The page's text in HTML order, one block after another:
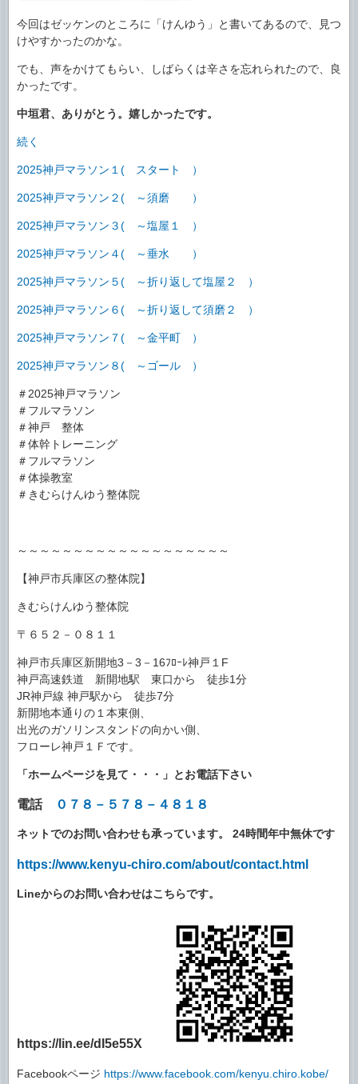
今回はゼッケンのところに「けんゆう」と書いてあるので、見つ
けやすかったのかな。
でも、声をかけてもらい、しばらくは辛さを忘れられたので、良
かったです。
中垣君、ありがとう。嬉しかったです。
続く
2025神戸マラソン１( スタート ）
2025神戸マラソン２( ～須磨 ）
2025神戸マラソン３( ～塩屋１ ）
2025神戸マラソン４( ～垂水 ）
2025神戸マラソン５( ～折り返して塩屋２ ）
2025神戸マラソン６( ～折り返して須磨２ ）
2025神戸マラソン７( ～金平町 ）
2025神戸マラソン８( ～ゴール ）
＃2025神戸マラソン
＃フルマラソン
＃神戸 整体
＃体幹トレーニング
＃フルマラソン
＃体操教室
＃きむらけんゆう整体院
～～～～～～～～～～～～～～～～～～～
【神戸市兵庫区の整体院】
きむらけんゆう整体院
〒６５２－０８１１
神戸市兵庫区新開地3－3－16ﾌﾛｰﾚ神戸１F
神戸高速鉄道 新開地駅 東口から 徒歩1分
JR神戸線 神戸駅から 徒歩7分
新開地本通りの１本東側、
出光のガソリンスタンドの向かい側、
フローレ神戸１Ｆです。
「ホームページを見て・・・」とお電話下さい
電話 ０７８－５７８－４８１８
ネットでのお問い合わせも承っています。 24時間年中無休です
https://www.kenyu-chiro.com/about/contact.html
Lineからのお問い合わせはこちらです。
https://lin.ee/dI5e55X
Facebookページ https://www.facebook.com/kenyu.chiro.kobe/